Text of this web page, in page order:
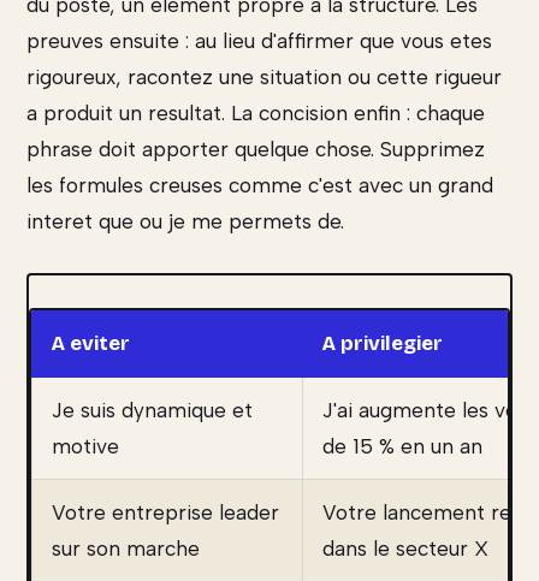
du poste, un element propre a la structure. Les
preuves ensuite : au lieu d'affirmer que vous etes
rigoureux, racontez une situation ou cette rigueur
a produit un resultat. La concision enfin : chaque
phrase doit apporter quelque chose. Supprimez
les formules creuses comme c'est avec un grand
interet que ou je me permets de.
A eviter A privilegier
Je suis dynamique et
motive
J'ai augmente les
de 15 % en un an
Votre entreprise leader
sur son marche
Votre lancement
dans le secteur X